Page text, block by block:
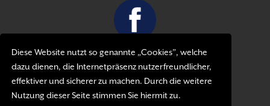
Diese Website nutzt so genannte „Cookies”, welche
dazu dienen, die Internetpräsenz nutzerfreundlicher,
effektiver und sicherer zu machen. Durch die weitere
Nutzung dieser Seite stimmen Sie hiermit zu.
Kontakt
Impressum
Datenschutzerklärung